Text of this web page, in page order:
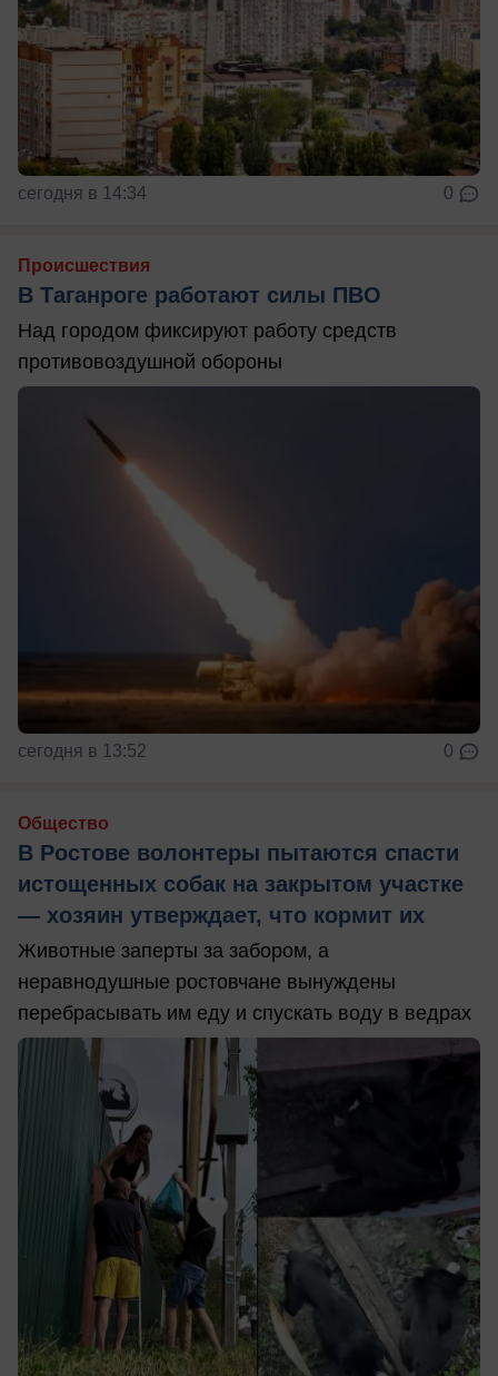
сегодня в 14:34 0
Происшествия
В Таганроге работают силы ПВО
Над городом фиксируют работу средств
противовоздушной обороны
сегодня в 13:52 0
Общество
В Ростове волонтеры пытаются спасти
истощенных собак на закрытом участке
— хозяин утверждает, что кормит их
Животные заперты за забором, а
неравнодушные ростовчане вынуждены
перебрасывать им еду и спускать воду в ведрах